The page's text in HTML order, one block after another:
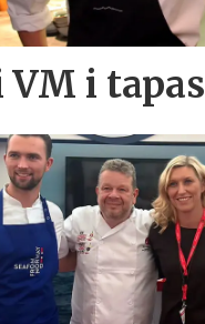
VM i tapas